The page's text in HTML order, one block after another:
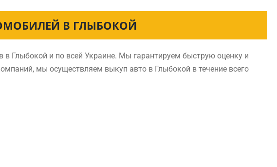
В ГЛЫБОКОЙ
Глыбокой и по всей Украине. Мы гарантируем быструю оценку и
мы осуществляем выкуп авто в Глыбокой в течение всего